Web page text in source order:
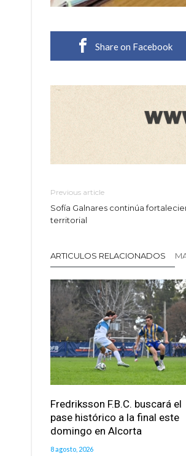
Share on Facebook
Previous article
Sofía Galnares continúa
territorial
ARTICULOS RELACIONADOS
Fredriksson F.B.C. buscará el
pase histórico a la final este
domingo en Alcorta
8 agosto, 2026